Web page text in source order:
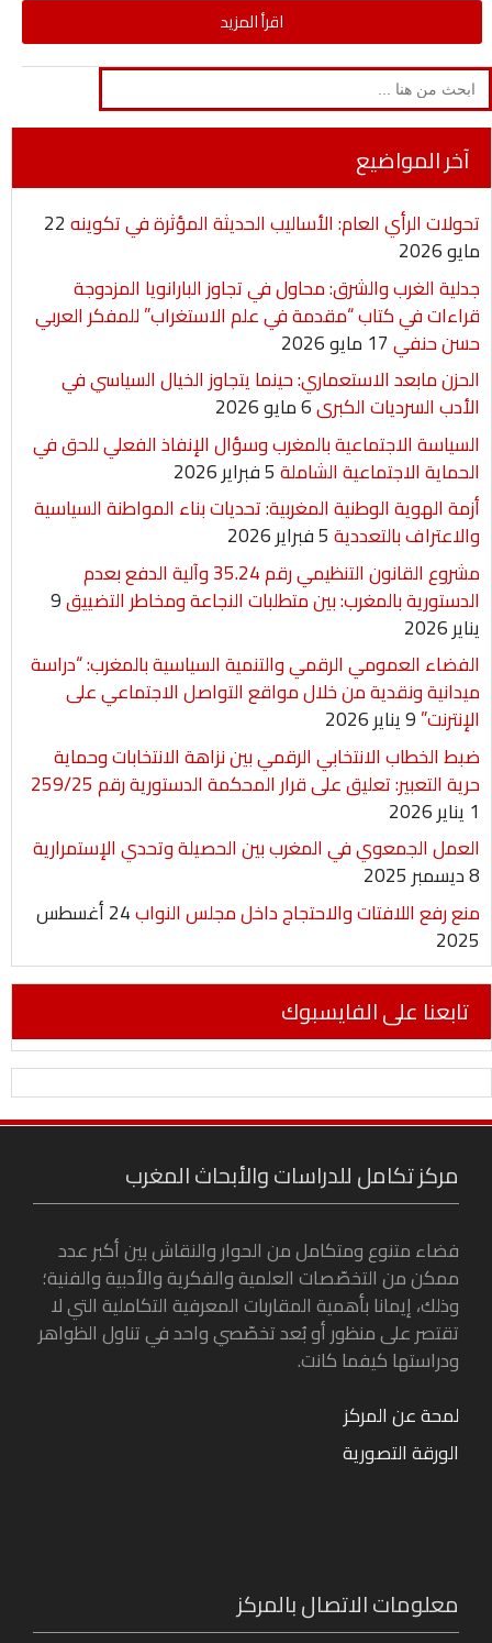
اقرأ المزيد
Search
for:
آخر المواضيع
تحولات الرأي العام: الأساليب الحديثة المؤثرة في تكوينه22
مايو 2026
جدلية الغرب والشرق: محاول في تجاوز البارانويا المزدوجة
قراءات في كتاب “مقدمة في علم الاستغراب” للمفكر العربي
حسن حنفي17 مايو 2026
الحزن مابعد الاستعماري: حينما يتجاوز الخيال السياسي في
الأدب السرديات الكبرى6 مايو 2026
السياسة الاجتماعية بالمغرب وسؤال الإنفاذ الفعلي للحق في
الحماية الاجتماعية الشاملة5 فبراير 2026
أزمة الهوية الوطنية المغربية: تحديات بناء المواطنة السياسية
والاعتراف بالتعددية5 فبراير 2026
مشروع القانون التنظيمي رقم 35.24 وآلية الدفع بعدم
الدستورية بالمغرب: بين متطلبات النجاعة ومخاطر التضييق9
يناير 2026
الفضاء العمومي الرقمي والتنمية السياسية بالمغرب: “دراسة
ميدانية ونقدية من خلال مواقع التواصل الاجتماعي على
الإنترنت”9 يناير 2026
ضبط الخطاب الانتخابي الرقمي بين نزاهة الانتخابات وحماية
حرية التعبير: تعليق على قرار المحكمة الدستورية رقم 259/25
1 يناير 2026
العمل الجمعوي في المغرب بين الحصيلة وتحدي الإستمرارية
8 ديسمبر 2025
منع رفع اللافتات والاحتجاج داخل مجلس النواب
24 أغسطس
2025
تابعنا على الفايسبوك
مركز تكامل للدراسات والأبحاث المغرب
فضاء متنوع ومتكامل من الحوار والنقاش بين أكبر عدد
ممكن من التخصّصات العلمية والفكرية والأدبية والفنية؛
وذلك، إيمانا بأهمية المقاربات المعرفية التكاملية التي لا
تقتصر على منظور أو بُعد تخصّصي واحد في تناول الظواهر
ودراستها كيفما كانت.
لمحة عن المركز
الورقة التصورية
معلومات الاتصال بالمركز